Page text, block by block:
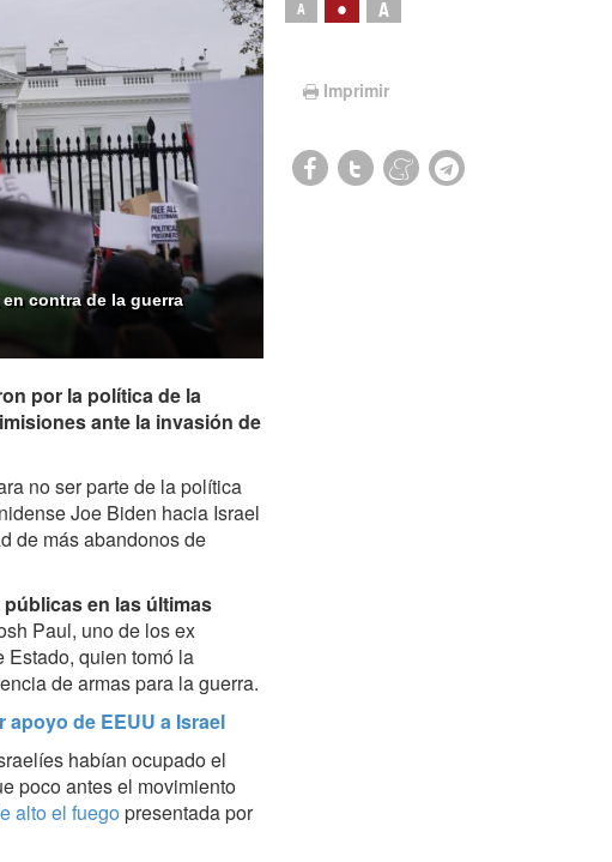
contra de la guerra
A • A
Imprimir
por la política de la
ante la invasión de
no ser parte de la política
Joe Biden hacia Israel
de más abandonos de
en las últimas
Paul, uno de los ex
quien tomó la
de armas para la guerra.
de EEUU a Israel
habían ocupado el
poco antes el movimiento
alto el fuego presentada por